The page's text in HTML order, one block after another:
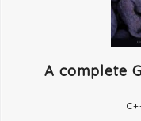
A complete